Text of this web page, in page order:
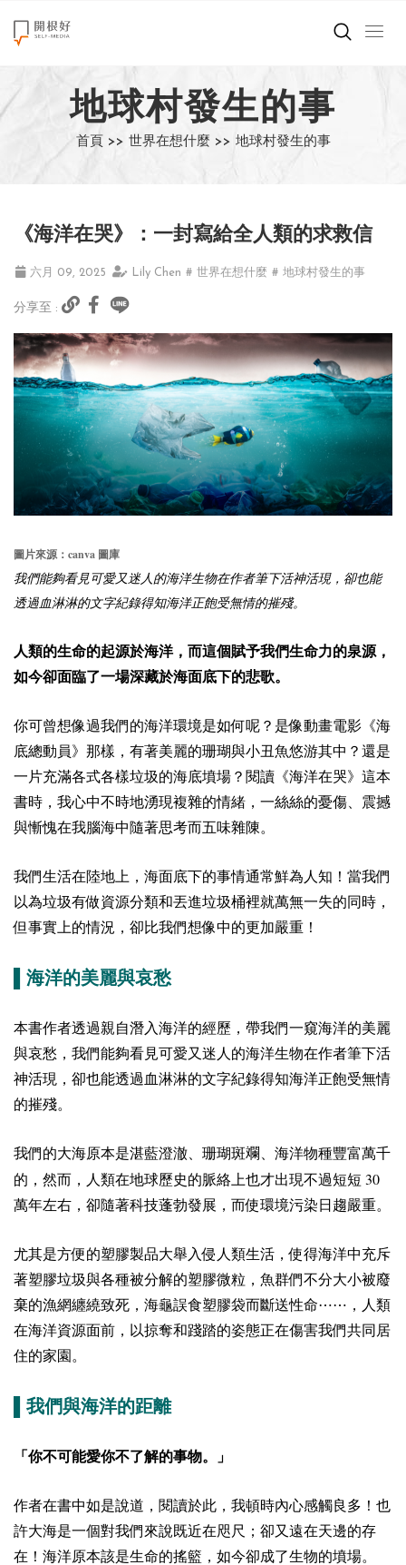
來點正能量
世界在想什麼
創造美好生活
影片專區
關於我們
地球村發生的事
首頁 >> 世界在想什麼 >> 地球村發生的事
《海洋在哭》：一封寫給全人類的求救信
六月 09, 2025 Lily Chen # 世界在想什麼 # 地球村發生的事
分享至 :
圖片來源： canva 圖庫
我們能夠看見可愛又迷人的海洋生物在作者筆下活神活現，卻也能
透過血淋淋的文字紀錄得知海洋正飽受無情的摧殘。
人類的生命的起源於海洋，而這個賦予我們生命力的泉源，
如今卻面臨了一場深藏於海面底下的悲歌。
你可曾想像過我們的海洋環境是如何呢？是像動畫電影《海
底總動員》那樣，有著美麗的珊瑚與小丑魚悠游其中？還是
一片充滿各式各樣垃圾的海底墳場？閱讀《海洋在哭》這本
書時，我心中不時地湧現複雜的情緒，一絲絲的憂傷、震撼
與慚愧在我腦海中隨著思考而五味雜陳。
我們生活在陸地上，海面底下的事情通常鮮為人知！當我們
以為垃圾有做資源分類和丟進垃圾桶裡就萬無一失的同時，
但事實上的情況，卻比我們想像中的更加嚴重！
▌海洋的美麗與哀愁
本書作者透過親自潛入海洋的經歷，帶我們一窺海洋的美麗
與哀愁，我們能夠看見可愛又迷人的海洋生物在作者筆下活
神活現，卻也能透過血淋淋的文字紀錄得知海洋正飽受無情
的摧殘。
我們的大海原本是湛藍澄澈、珊瑚斑斕、海洋物種豐富萬千
的，然而，人類在地球歷史的脈絡上也才出現不過短短 30
萬年左右，卻隨著科技蓬勃發展，而使環境污染日趨嚴重。
尤其是方便的塑膠製品大舉入侵人類生活，使得海洋中充斥
著塑膠垃圾與各種被分解的塑膠微粒，魚群們不分大小被廢
棄的漁網纏繞致死，海龜誤食塑膠袋而斷送性命⋯⋯，人類
在海洋資源面前，以掠奪和踐踏的姿態正在傷害我們共同居
住的家園。
▌我們與海洋的距離
「你不可能愛你不了解的事物。」
作者在書中如是說道，閱讀於此，我頓時內心感觸良多！也
許大海是一個對我們來說既近在咫尺；卻又遠在天邊的存
在！海洋原本該是生命的搖籃，如今卻成了生物的墳場。